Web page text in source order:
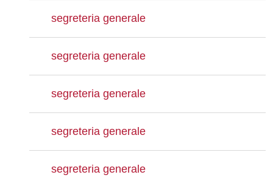
segreteria generale
segreteria generale
segreteria generale
segreteria generale
segreteria generale